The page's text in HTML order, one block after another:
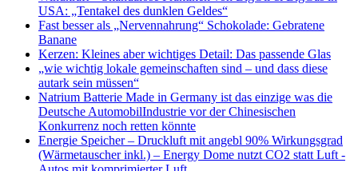
USA: „Tentakel des dunklen Geldes“
Fast besser als „Nervennahrung“ Schokolade: Gebratene
Banane
Kerzen: Kleines aber wichtiges Detail: Das passende Glas
„wie wichtig lokale gemeinschaften sind – und dass diese
autark sein müssen“
Natrium Batterie Made in Germany ist das einzige was die
Deutsche AutomobilIndustrie vor der Chinesischen
Konkurrenz noch retten könnte
Energie Speicher – Druckluft mit angebl 90% Wirkungsgrad
(Wärmetauscher inkl.) – Energy Dome nutzt CO2 statt Luft -